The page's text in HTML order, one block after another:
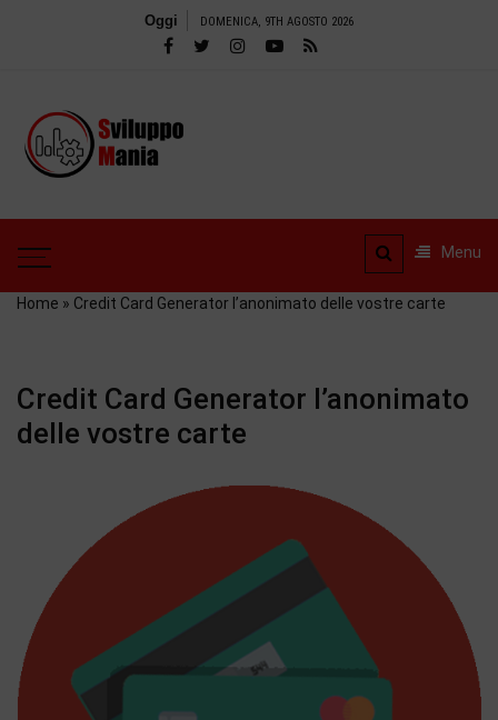
Oggi DOMENICA, 9TH AGOSTO 2026
professionale
Tecnologia!
professionale dedicato
alla Tecnologia! Tools –
Recensioni e tanto altro
Menu
Home » Credit Card Generator l’anonimato delle vostre carte
Credit Card Generator l’anonimato
delle vostre carte